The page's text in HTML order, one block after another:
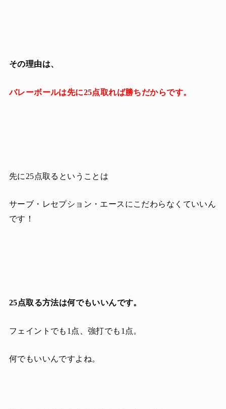
その理由は、
バレーボールは先に25点取れば勝ちだからです。
先に25点取るということは
サーブ・レセプション・エースにこだわらなくていいん
です！
25点取る方法は何でもいいんです。
フェイントでも1点、強打でも1点。
何でもいいんですよね。